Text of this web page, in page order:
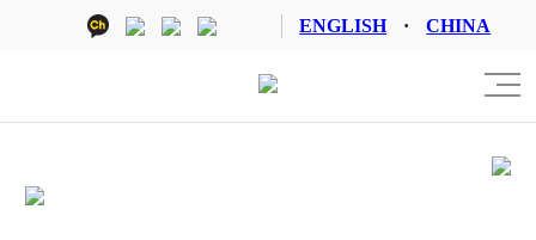
ENGLISH CHINA
참가업체 로그인